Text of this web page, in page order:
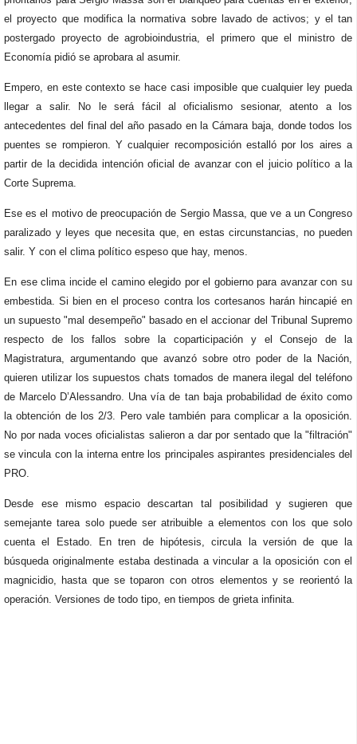
el proyecto que modifica la normativa sobre lavado de activos; y el tan
postergado proyecto de agrobioindustria, el primero que el ministro de
Economía pidió se aprobara al asumir.
Empero, en este contexto se hace casi imposible que cualquier ley pueda
llegar a salir. No le será fácil al oficialismo sesionar, atento a los
antecedentes del final del año pasado en la Cámara baja, donde todos los
puentes se rompieron. Y cualquier recomposición estalló por los aires a
partir de la decidida intención oficial de avanzar con el juicio político a la
Corte Suprema.
Ese es el motivo de preocupación de Sergio Massa, que ve a un Congreso
paralizado y leyes que necesita que, en estas circunstancias, no pueden
salir. Y con el clima político espeso que hay, menos.
En ese clima incide el camino elegido por el gobierno para avanzar con su
embestida. Si bien en el proceso contra los cortesanos harán hincapié en
un supuesto "mal desempeño" basado en el accionar del Tribunal Supremo
respecto de los fallos sobre la coparticipación y el Consejo de la
Magistratura, argumentando que avanzó sobre otro poder de la Nación,
quieren utilizar los supuestos chats tomados de manera ilegal del teléfono
de Marcelo D’Alessandro. Una vía de tan baja probabilidad de éxito como
la obtención de los 2/3. Pero vale también para complicar a la oposición.
No por nada voces oficialistas salieron a dar por sentado que la "filtración"
se vincula con la interna entre los principales aspirantes presidenciales del
PRO.
Desde ese mismo espacio descartan tal posibilidad y sugieren que
semejante tarea solo puede ser atribuible a elementos con los que solo
cuenta el Estado. En tren de hipótesis, circula la versión de que la
búsqueda originalmente estaba destinada a vincular a la oposición con el
magnicidio, hasta que se toparon con otros elementos y se reorientó la
operación. Versiones de todo tipo, en tiempos de grieta infinita.